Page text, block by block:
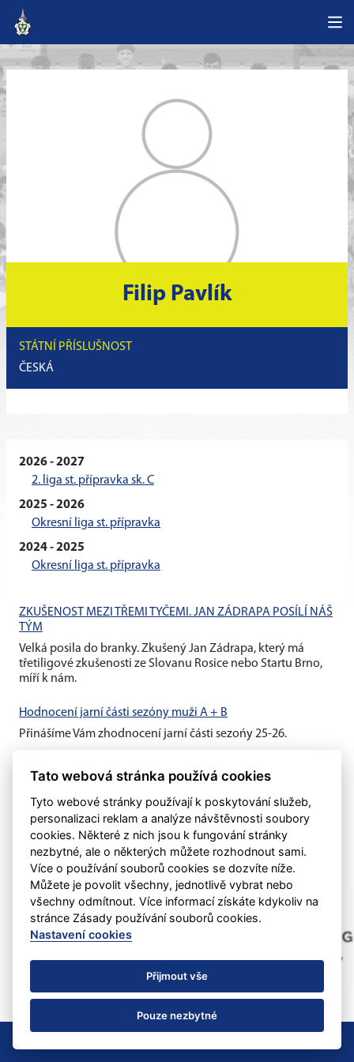
Filip Pavlík
STÁTNÍ PŘÍSLUŠNOST
ČESKÁ
2026 - 2027
2. liga st. přípravka sk. C
2025 - 2026
Okresní liga st. přípravka
2024 - 2025
Okresní liga st. přípravka
ZKUŠENOST MEZI TŘEMI TYČEMI. JAN ZÁDRAPA POSÍLÍ NÁŠ
TÝM
Velká posila do branky. Zkušený Jan Zádrapa, který má
třetiligové zkušenosti ze Slovanu Rosice nebo Startu Brno,
míří k nám.
Hodnocení jarní části sezóny muži A + B
Přinášíme Vám zhodnocení jarní části sezońy 25-26.
Hodnocení jarní části sezóny žáci + dorost
Tato webová stránka používá cookies
Tyto webové stránky používají k poskytování služeb,
personalizaci reklam a analýze návštěvnosti soubory
cookies. Některé z nich jsou k fungování stránky
nezbytné, ale o některých můžete rozhodnout sami.
Více o používání souborů cookies se dozvíte níže.
Můžete je povolit všechny, jednotlivě vybrat nebo
všechny odmítnout. Více informací získáte kdykoliv na
stránce Zásady používání souborů cookies.
Nastavení cookies
Přijmout vše
Pouze nezbytné